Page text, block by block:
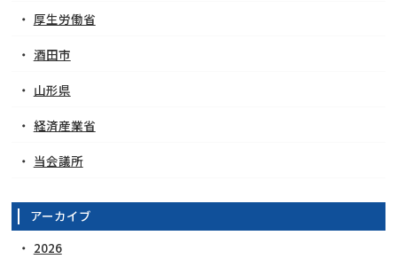
厚生労働省
酒田市
山形県
経済産業省
当会議所
アーカイブ
2026